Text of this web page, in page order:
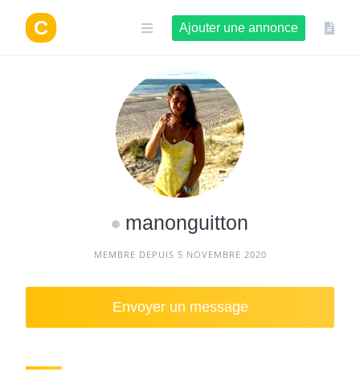
contenu
Ajouter une annonce
manonguitton
MEMBRE DEPUIS 5 NOVEMBRE 2020
Envoyer un message